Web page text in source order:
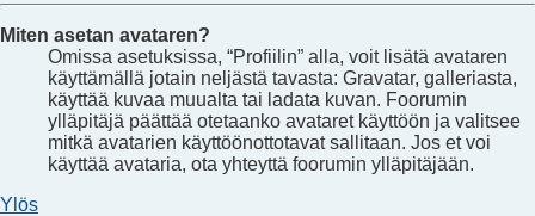
Miten asetan avataren?
Omissa asetuksissa, “Profiilin” alla, voit lisätä avataren
käyttämällä jotain neljästä tavasta: Gravatar, galleriasta,
käyttää kuvaa muualta tai ladata kuvan. Foorumin
ylläpitäjä päättää otetaanko avataret käyttöön ja valitsee
mitkä avatarien käyttöönottotavat sallitaan. Jos et voi
käyttää avataria, ota yhteyttä foorumin ylläpitäjään.
Ylös